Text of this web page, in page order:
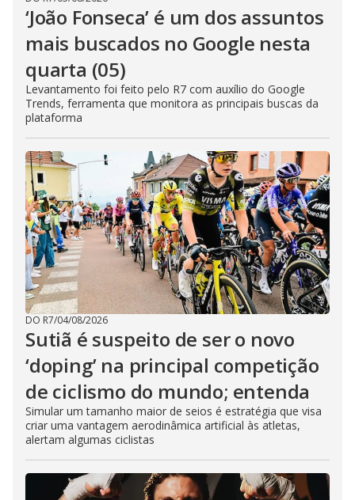
‘João Fonseca’ é um dos assuntos
mais buscados no Google nesta
quarta (05)
Levantamento foi feito pelo R7 com auxílio do Google
Trends, ferramenta que monitora as principais buscas da
plataforma
DO R7/04/08/2026
Sutiã é suspeito de ser o novo
‘doping’ na principal competição
de ciclismo do mundo; entenda
Simular um tamanho maior de seios é estratégia que visa
criar uma vantagem aerodinâmica artificial às atletas,
alertam algumas ciclistas